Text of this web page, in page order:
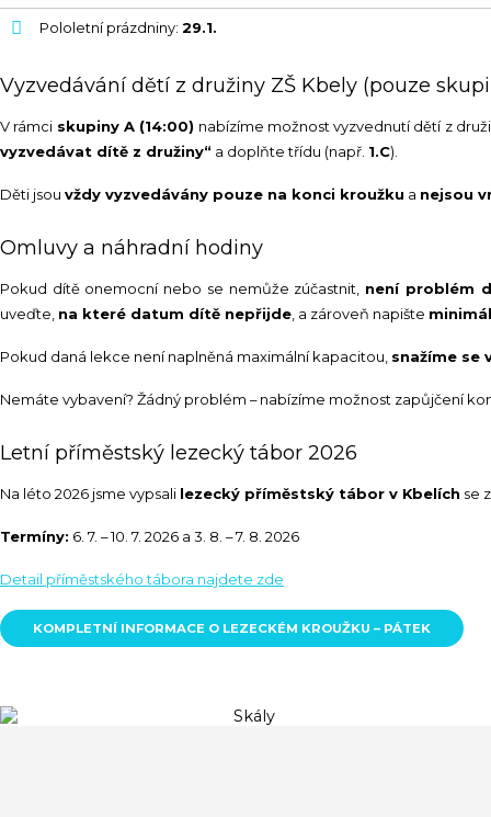
Pololetní prázdniny: 29.1.
Vyzvedávání dětí z družiny ZŠ Kbely (pouze
V rámci skupiny A (14:00) nabízíme možnost vyzvednutí dětí z
vyzvedávat dítě z družiny“ a doplňte třídu (např. 1.C).
Děti jsou vždy vyzvedávány pouze na konci kroužku a nejsou
Omluvy a náhradní hodiny
Pokud dítě onemocní nebo se nemůže zúčastnit, není problém
uveďte, na které datum dítě nepřijde , a zároveň napište
Pokud daná lekce není naplněná maximální kapacitou, snažíme se
Nemáte vybavení? Žádný problém – nabízíme možnost zapůjčení
Letní příměstský lezecký tábor 2026
Na léto 2026 jsme vypsali lezecký příměstský tábor v Kbelích se
Termíny: 6. 7. – 10. 7. 2026 a 3. 8. – 7. 8. 2026
Detail příměstského tábora najdete zde
KOMPLETNÍ INFORMACE O LEZECKÉM KROUŽKU – PÁTEK